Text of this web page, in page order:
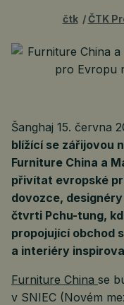
čtk ČTK
Šanghaj 15. června
blížící se zářijovou
Furniture China a
přivítat evropské
dovozce,
čtvrti Pchu-tung,
propojující obchod
a interiéry
Furniture China se
v SNIEC (Novém